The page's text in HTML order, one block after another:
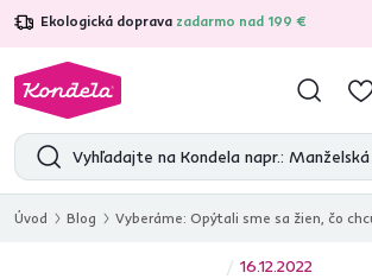
Ekologická doprava zadarmo nad 199 €
4,7 31 211overených produktových
Úvod Blog Vyberáme: Opýtali sme sa žien, čo
16.12.2022